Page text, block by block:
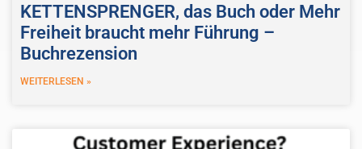
KETTENSPRENGER, das Buch oder Mehr
Freiheit braucht mehr Führung –
Buchrezension
WEITERLESEN »